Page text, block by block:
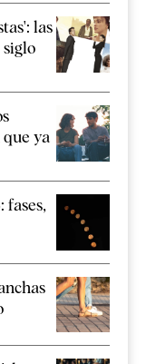
las
siglo
ya
fases,